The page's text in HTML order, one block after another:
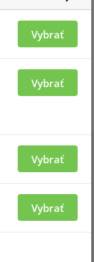
Vybrať
Vybrať
Vybrať
Vybrať